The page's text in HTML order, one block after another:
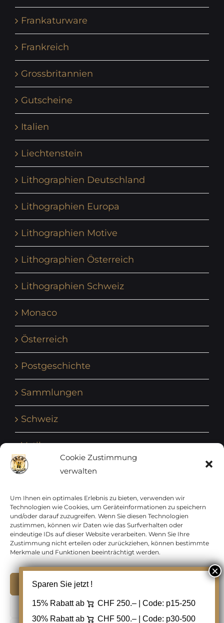
Cookie Zustimmung
verwalten
Um Ihnen ein optimales Erlebnis zu bieten, verwenden wir
Technologien wie Cookies, um Geräteinformationen zu speichern
und/oder darauf zuzugreifen. Wenn Sie diesen Technologien
zustimmen, können wir Daten wie das Surfverhalten oder
eindeutige IDs auf dieser Website verarbeiten. Wenn Sie Ihre
Zustimmung nicht erteilen oder zurückziehen, können bestimmte
Merkmale und Funktionen beeinträchtigt werden.
Ablehnen
Frankaturware
Frankreich
Grossbritannien
Gutscheine
Italien
Liechtenstein
Lithographien Deutschland
Lithographien Europa
Lithographien Motive
Lithographien Österreich
Lithographien Schweiz
Monaco
Österreich
Postgeschichte
Sammlungen
Schweiz
Vatikan
Vereinte Nationen
Vorphilatelie
Zensurbelege Österreich
Zensurbelege Schweiz
Copyright 2012 - 2024 URAY GmbH | All Rights
Reserved |
PCI Data Security Standards |
Sparen Sie jetzt !
15% Rabatt ab CHF 250.– | Code: p15-250
30% Rabatt ab
CHF 500.– | Code: p30-500